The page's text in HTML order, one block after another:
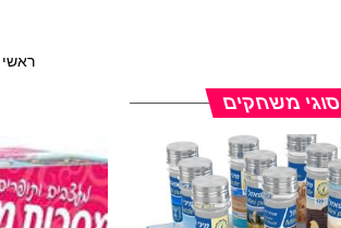
ראשי
סוגי משחקים